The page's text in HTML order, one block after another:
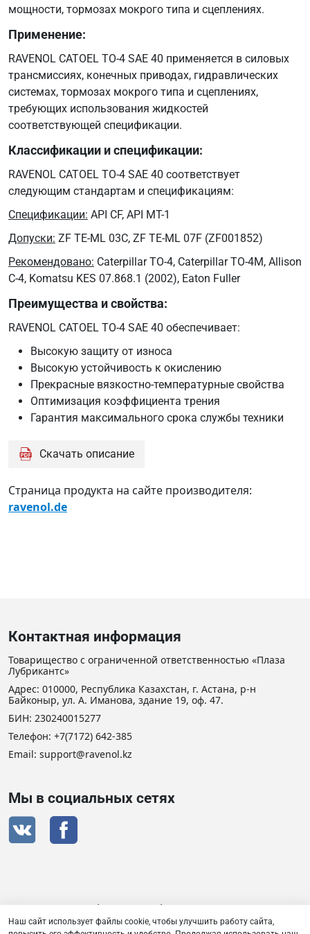
ML
ZF
TE-
ML
07F
мощности, тормозах мокрого типа и сцеплениях.
Применение:
RAVENOL CATOEL TO-4 SAE 40 применяется в силовых
трансмиссиях, конечных приводах, гидравлических
системах, тормозах мокрого типа и сцеплениях,
требующих использования жидкостей
соответствующей спецификации.
Классификации и спецификации:
RAVENOL CATOEL TO-4 SAE 40 соответствует
следующим стандартам и спецификациям:
Спецификации: API CF, API MT-1
Допуски: ZF TE-ML 03C, ZF TE-ML 07F (ZF001852)
Рекомендовано: Caterpillar TO-4, Caterpillar TO-4M, Allison
C-4, Komatsu KES 07.868.1 (2002), Eaton Fuller
Преимущества и свойства:
RAVENOL CATOEL TO-4 SAE 40 обеспечивает:
Высокую защиту от износа
Высокую устойчивость к окислению
Прекрасные вязкостно-температурные свойства
Оптимизация коэффициента трения
Гарантия максимального срока службы техники
Скачать описание
Страница продукта на сайте производителя:
ravenol.de
Контактная информация
Товарищество с ограниченной ответственностью «Плаза
Лубрикантс»
Адрес: 010000, Республика Казахстан, г. Астана, р-н
Байконыр, ул. А. Иманова, здание 19, оф. 47.
БИН: 230240015277
Телефон: +7(7172) 642-385
Email: support@ravenol.kz
Мы в социальных сетях
Сертификат дистрибьютора RAVENOL
Наш сайт использует файлы cookie, чтобы улучшить работу сайта,